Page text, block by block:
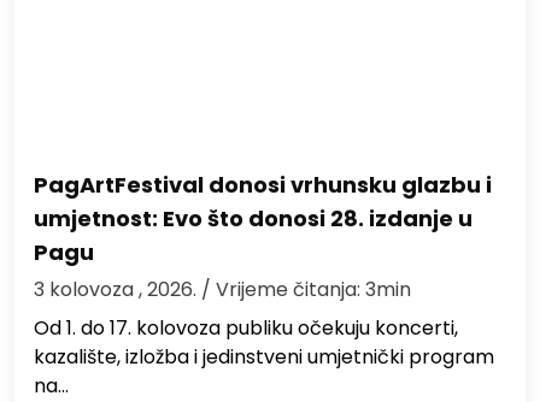
PagArtFestival donosi vrhunsku glazbu i
umjetnost: Evo što donosi 28. izdanje u
Pagu
3 kolovoza , 2026. / Vrijeme čitanja: 3min
Od 1. do 17. kolovoza publiku očekuju koncerti,
kazalište, izložba i jedinstveni umjetnički program
na…